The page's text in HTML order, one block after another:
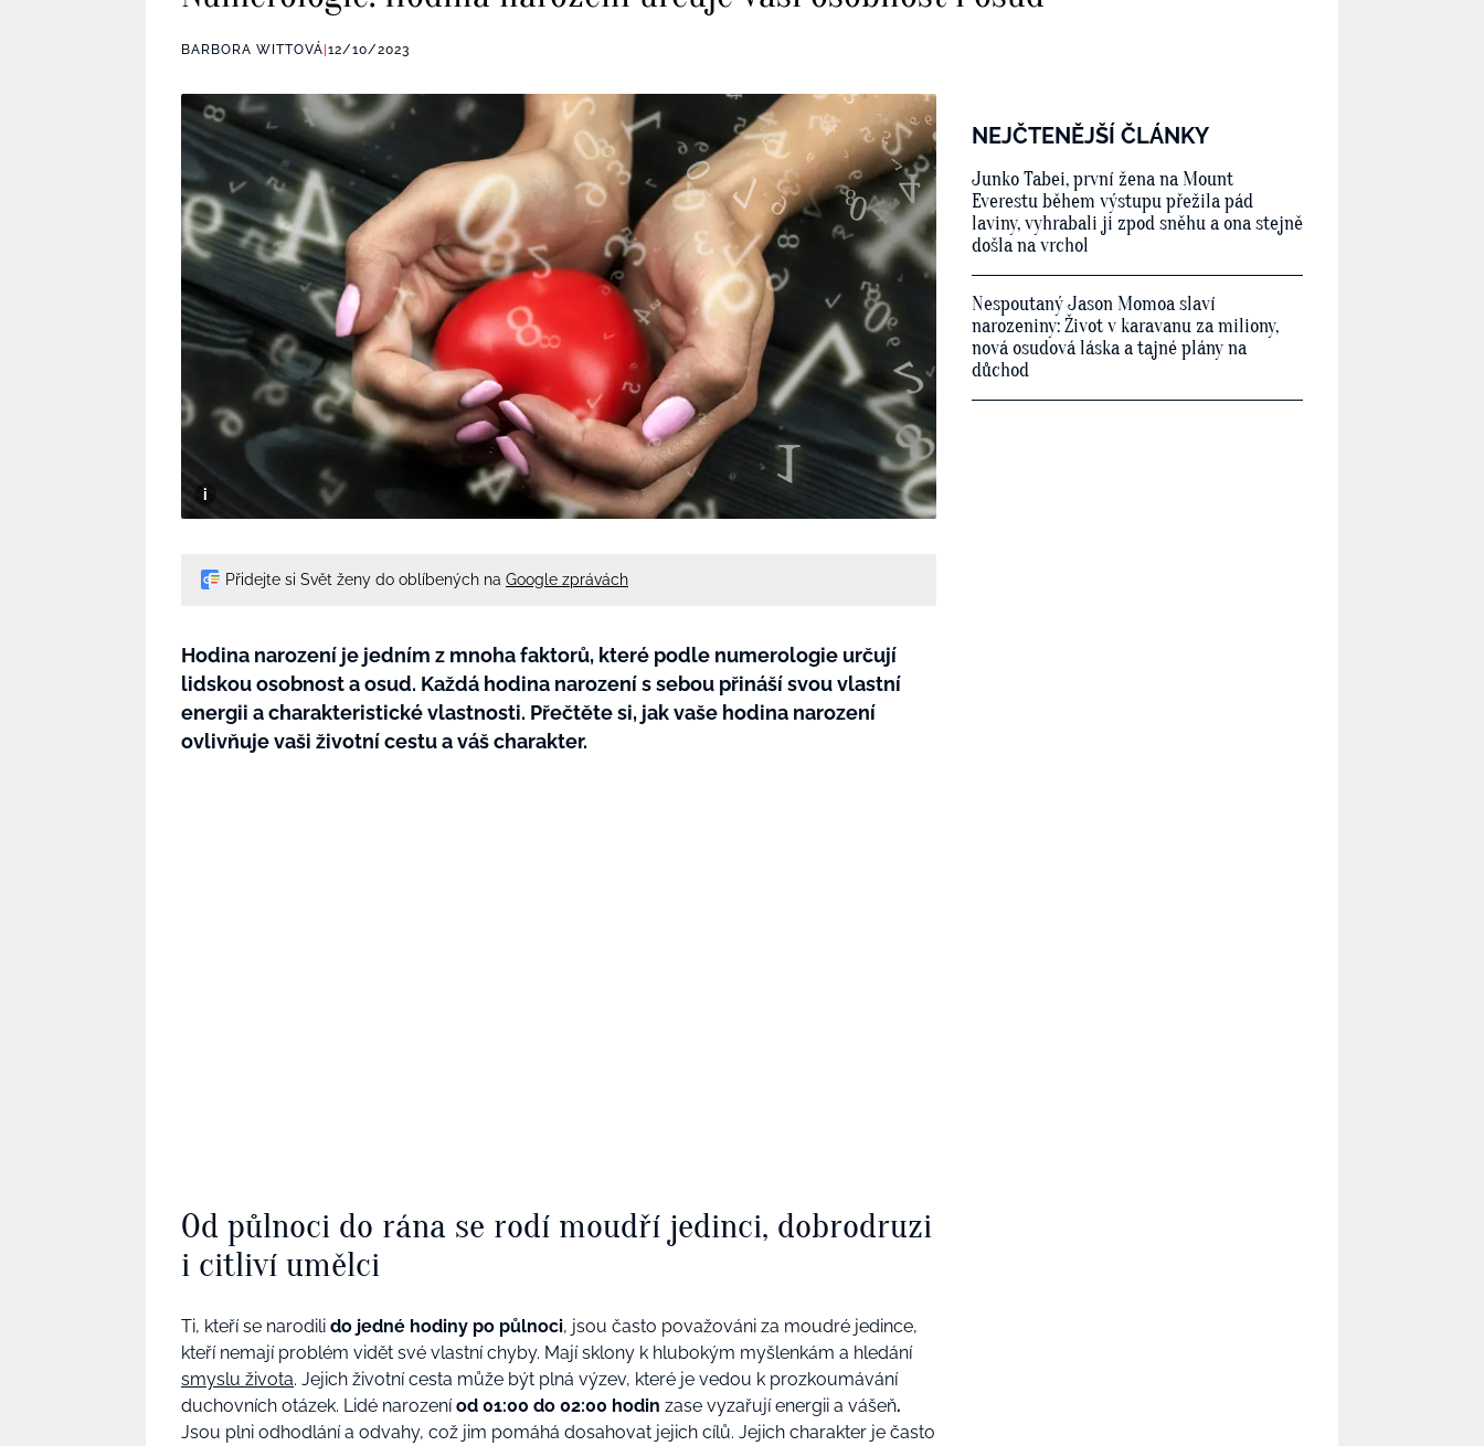
BARBORA WITTOVÁ 12/10/2023
Přidejte si Svět ženy do oblíbených na Google zprávách
Hodina narození je jedním z mnoha faktorů, které podle numerologie určují
lidskou osobnost a osud. Každá hodina narození s sebou přináší svou vlastní
energii a charakteristické vlastnosti. Přečtěte si, jak vaše hodina narození
ovlivňuje vaši životní cestu a váš charakter.
Od půlnoci do rána se rodí moudří jedinci, dobrodruzi
i citliví umělci
Ti, kteří se narodili do jedné hodiny po půlnoci, jsou často považováni za moudré jedince,
kteří nemají problém vidět své vlastní chyby. Mají sklony k hlubokým myšlenkám a hledání
smyslu života. Jejich životní cesta může být plná výzev, které je vedou k prozkoumávání
duchovních otázek. Lidé narozeníod 01:00 do 02:00 hodin zase vyzařují energii a vášeň.
Jsou plni odhodlání a odvahy, což jim pomáhá dosahovat jejich cílů. Jejich charakter je často
NEJČTENĚJŠÍ ČLÁNKY
Junko Tabei, první žena na Mount
Everestu během výstupu přežila pád
laviny, vyhrabali ji zpod sněhu a ona stejně
došla na vrchol
Nespoutaný Jason Momoa slaví
narozeniny: Život v karavanu za miliony,
nová osudová láska a tajné plány na
důchod